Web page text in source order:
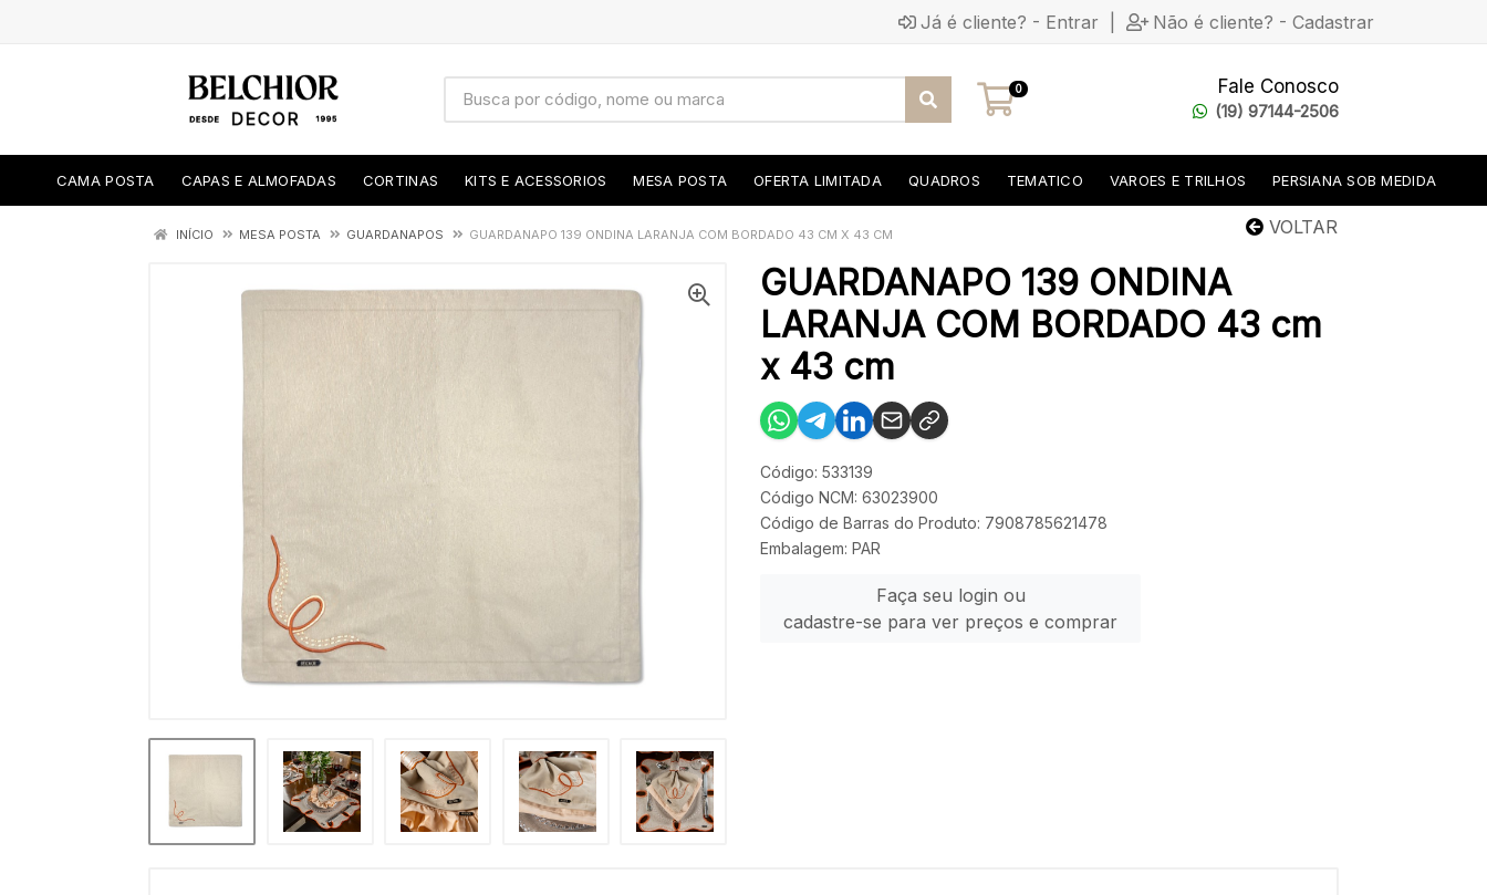
Já é cliente? - Entrar Não é cliente? - Cadastrar
0 Fale Conosco
(19) 97144-2506
CAMA POSTA CAPAS E ALMOFADAS CORTINAS KITS E ACESSORIOS MESA POSTA OFERTA LIMITADA QUADROS TEMATICO VAROES E TRILHOS PERSIANA SOB MEDIDA
VOLTAR
INÍCIO MESA POSTA GUARDANAPOS GUARDANAPO 139 ONDINA LARANJA COM BORDADO 43 CM X 43 CM
GUARDANAPO 139 ONDINA
LARANJA COM BORDADO 43 cm
x 43 cm
Código: 533139
Código NCM: 63023900
Código de Barras do Produto: 7908785621478
Embalagem: PAR
Faça seu login ou
cadastre-se para ver preços e comprar